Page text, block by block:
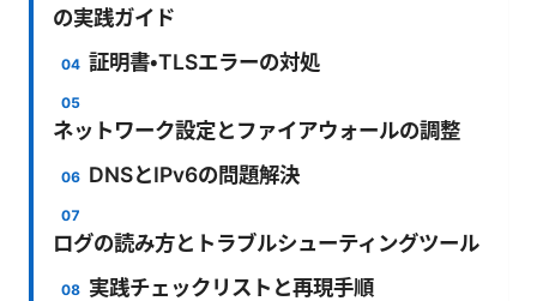
の実践ガイド
証明書・TLSエラーの対処
ネットワーク設定とファイアウォールの調整
DNSとIPv6の問題解決
ログの読み方とトラブルシューティングツール
実践チェックリストと再現手順